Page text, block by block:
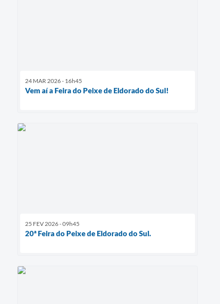
24 MAR 2026 - 16h45
Vem aí a Feira do Peixe de Eldorado do Sul!
25 FEV 2026 - 09h45
20ª Feira do Peixe de Eldorado do Sul.